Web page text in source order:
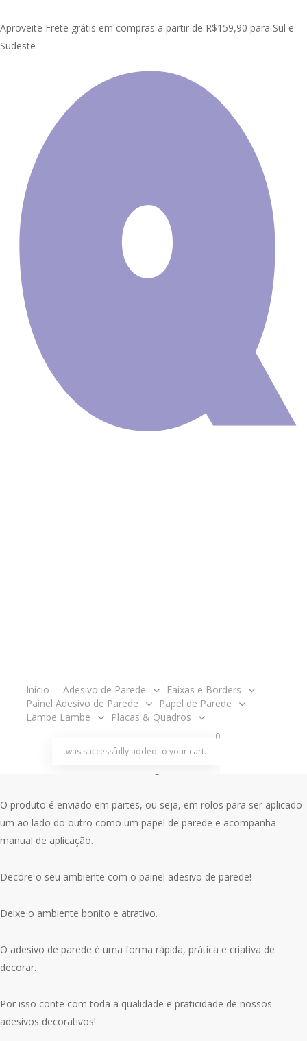
to
main
Aproveite Frete grátis em compras a partir de R$159,90 para Sul e
Sudeste
Início Adesivo de Parede
Faixas e Borders
Painel Adesivo de Parede
Papel de Parede
Lambe Lambe
Placas & Quadros
0
was successfully added to your cart.
Painel Adesivo de Parede
Painel Adesivo
Natureza Caverna Deserto GG577
GG577
preço
R$358.00.
preço
R$338.00.
O produto é enviado em partes, ou seja, em rolos para ser aplicado
um ao lado do outro como um papel de parede e acompanha
manual de aplicação.
Decore o seu ambiente com o painel adesivo de parede!
Deixe o ambiente bonito e atrativo.
O adesivo de parede é uma forma rápida, prática e criativa de
decorar.
Por isso conte com toda a qualidade e praticidade de nossos
adesivos decorativos!